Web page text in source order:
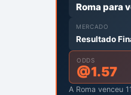
Roma para
MERCADO
Resultado
ODDS
@1.57
A Roma venceu